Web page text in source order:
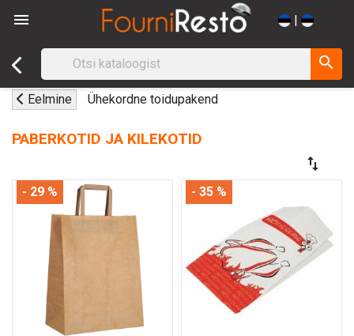
 |
search
Eelmine Ühekordne toidupakend
PABERKOTID JA KILEKOTID
swap_vert
- 29 % - 35 %